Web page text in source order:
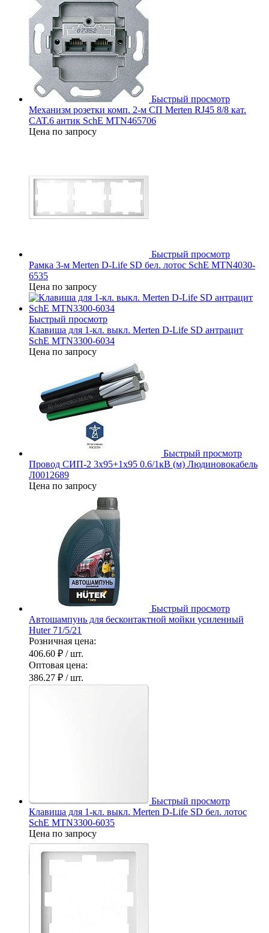
Быстрый просмотр
Механизм розетки комп. 2-м СП Merten RJ45 8/8 кат.
CAT.6 антик SchE MTN465706
Цена по запросу
Быстрый просмотр
Рамка 3-м Merten D-Life SD бел. лотос SchE MTN4030-
6535
Цена по запросу
Быстрый просмотр
Клавиша для 1-кл. выкл. Merten D-Life SD антрацит
SchE MTN3300-6034
Цена по запросу
Быстрый просмотр
Провод СИП-2 3х95+1х95 0.6/1кВ (м) Людиновокабель
Л0012689
Цена по запросу
Быстрый просмотр
Автошампунь для бесконтактной мойки усиленный
Huter 71/5/21
Розничная цена:
406.60 ₽ / шт.
Оптовая цена:
386.27 ₽ / шт.
Быстрый просмотр
Клавиша для 1-кл. выкл. Merten D-Life SD бел. лотос
SchE MTN3300-6035
Цена по запросу